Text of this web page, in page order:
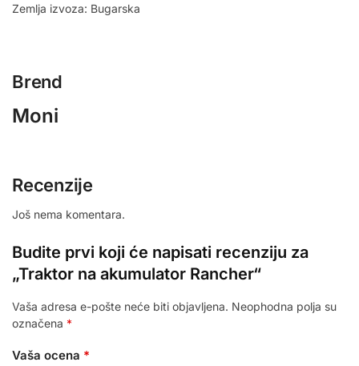
Zemlja izvoza: Bugarska
Brend
Moni
Recenzije
Još nema komentara.
Budite prvi koji će napisati recenziju za
„Traktor na akumulator Rancher“
Vaša adresa e-pošte neće biti objavljena. Neophodna polja su
označena *
Vaša ocena *